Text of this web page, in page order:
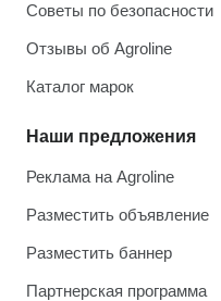
Советы по безопасности
Отзывы об Agroline
Каталог марок
Наши предложения
Реклама на Agroline
Разместить объявление
Разместить баннер
Партнерская программа